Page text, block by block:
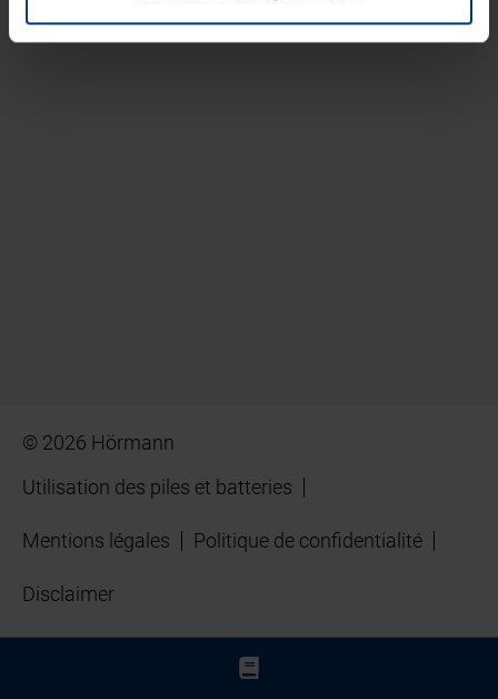
© 2026 Hörmann
Utilisation des piles et batteries
Mentions légales Politique de confidentialité
Disclaimer